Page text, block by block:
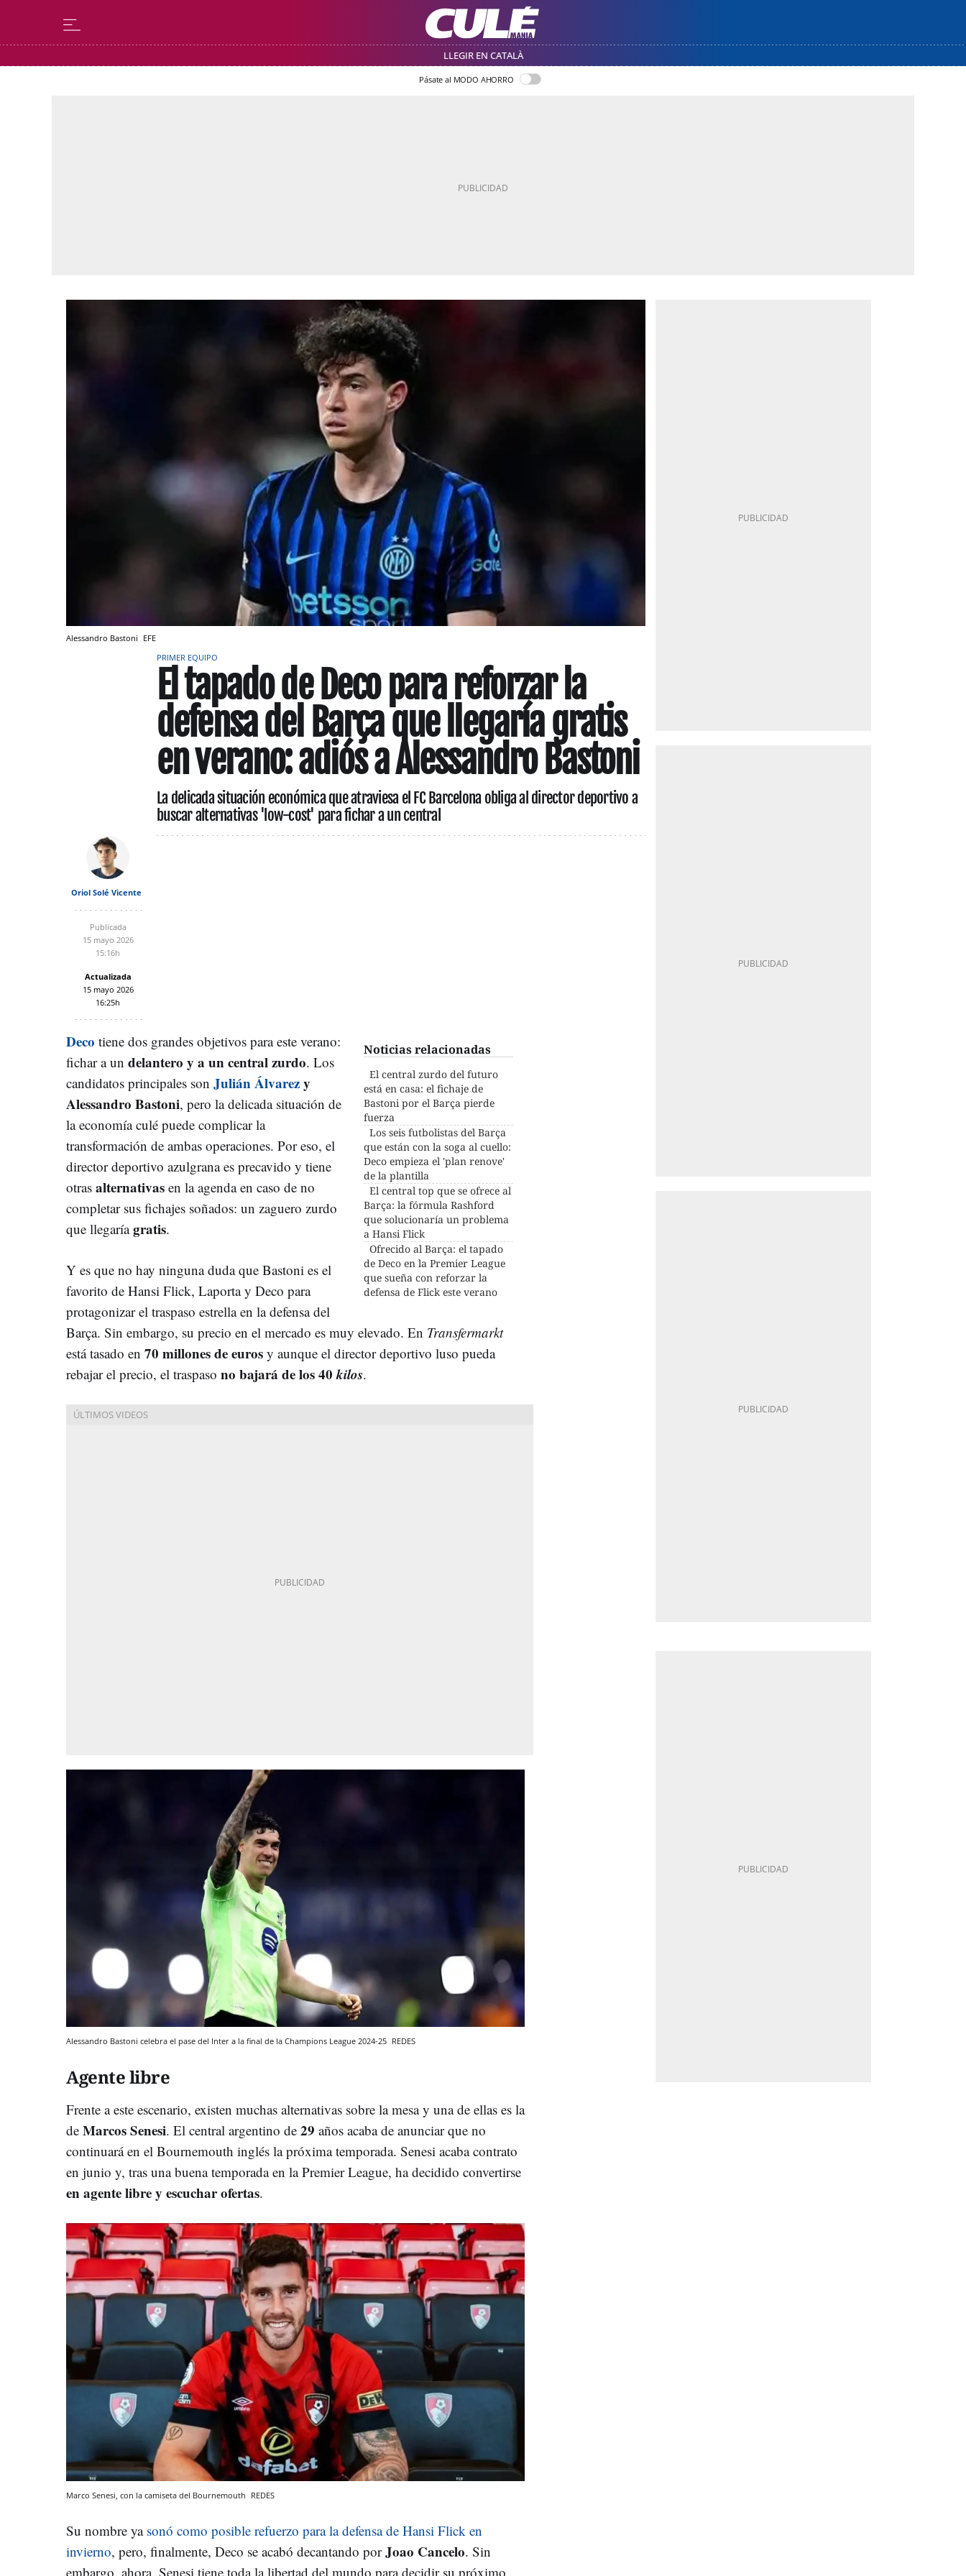
LLEGIR EN CATALÀ
Pásate al MODO AHORRO
Alessandro Bastoni EFE
PRIMER EQUIPO
El tapado de Deco para reforzar la
defensa del Barça que llegaría gratis
en verano: adiós a Alessandro Bastoni
La delicada situación económica que atraviesa el FC Barcelona obliga al director deportivo a
buscar alternativas 'low-cost' para fichar a un central
Oriol Solé Vicente
Publicada
15 mayo 2026
15:16h
Actualizada
15 mayo 2026
16:25h
Noticias relacionadas
El central zurdo del futuro
está en casa: el fichaje de
Bastoni por el Barça pierde
fuerza
Los seis futbolistas del Barça
que están con la soga al cuello:
Deco empieza el 'plan renove'
de la plantilla
El central top que se ofrece al
Barça: la fórmula Rashford
que solucionaría un problema
a Hansi Flick
Ofrecido al Barça: el tapado
de Deco en la Premier League
que sueña con reforzar la
defensa de Flick este verano
Deco tiene dos grandes objetivos para este verano:
fichar a un delantero y a un central zurdo. Los
candidatos principales son Julián Álvarezy
Alessandro Bastoni, pero la delicada situación de
la economía culé puede complicar la
transformación de ambas operaciones. Por eso, el
director deportivo azulgrana es precavido y tiene
otras alternativas en la agenda en caso de no
completar sus fichajes soñados: un zaguero zurdo
que llegaríagratis.
Y es que no hay ninguna duda que Bastoni es el
favorito de Hansi Flick, Laporta y Deco para
protagonizar el traspaso estrella en la defensa del
Barça. Sin embargo, su precio en el mercado es muy elevado. En Transfermarkt
está tasado en 70 millones de euros y aunque el director deportivo luso pueda
rebajar el precio, el traspaso no bajará de los 40kilos.
Alessandro Bastoni celebra el pase del Inter a la final de la Champions League 2024-25 REDES
Agente libre
Frente a este escenario, existen muchas alternativas sobre la mesa y una de ellas es la
de Marcos Senesi. El central argentino de 29 años acaba de anunciar que no
continuará en el Bournemouth inglés la próxima temporada. Senesi acaba contrato
en junio y, tras una buena temporada en la Premier League, ha decidido convertirse
en agente libre y escuchar ofertas.
Marco Senesi, con la camiseta del Bournemouth REDES
Su nombre ya sonó como posible refuerzo para la defensa de Hansi Flick en
invierno, pero, finalmente, Deco se acabó decantando porJoao Cancelo. Sin
embargo, ahora, Senesi tiene toda la libertad del mundo para decidir su próximo